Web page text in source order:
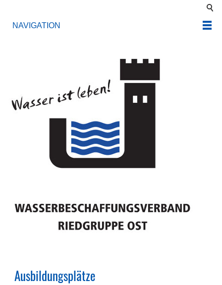
NAVIGATION
Ausbildungsplätze